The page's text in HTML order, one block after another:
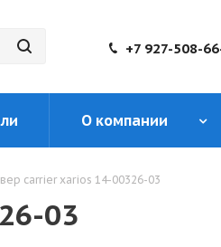
+7 927-508-
О компании
carrier xarios 14-00326-03
03